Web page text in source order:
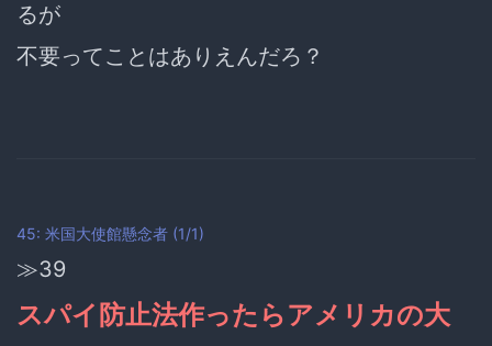
るが
不要ってことはありえんだろ？
45: 米国大使館懸念者 (1/1)
≫39
スパイ防止法作ったらアメリカの大